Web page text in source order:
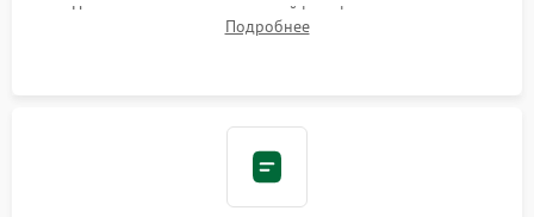
Надежное подключение шлейфов, фиксация плат и
аккуратное защелкивание пластикового корпуса монитора.
Подробнее